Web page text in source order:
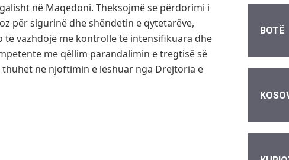
në Maqedoni. Theksojmë se përdorimi i
për sigurinë dhe shëndetin e qytetarëve,
të vazhdojë me kontrolle të intensifikuara dhe
me qëllim parandalimin e tregtisë së
në njoftimin e lëshuar nga Drejtoria e
BOTË